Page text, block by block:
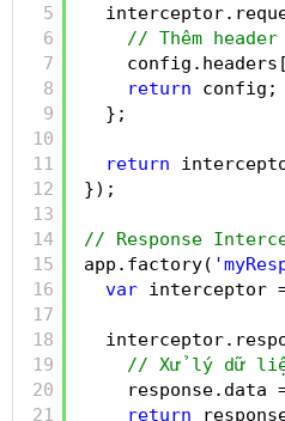
5
6
7
8
9
10
11
12
13
14
15
16
17
18
19
20
21
// Thêm
config.headers[
return
config;
};
return
});
// Response
app.factory(
var interceptor
// Xử lý dữ
response.data
return